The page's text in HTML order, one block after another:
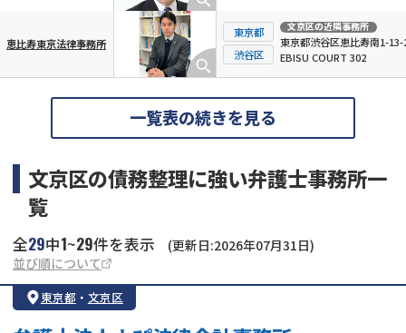
恵比寿東京法律事務所
東京都
渋谷区
文京区の近隣事務所
東京都渋谷区恵比寿南1-13-
EBISU COURT 302
一覧表の続きを見る
文京区の債務整理に強い弁護士事務所一
覧
全29中1~29件を表示
(更新日:2026年07月31日)
並び順について
東京都 ・ 文京区